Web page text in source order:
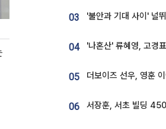
03
04
05
06